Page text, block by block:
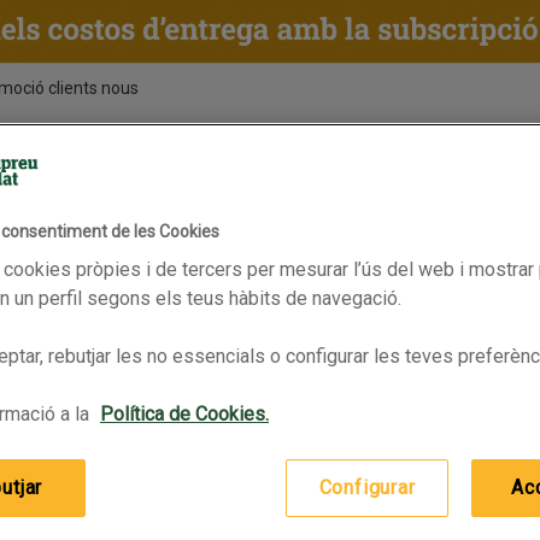
clients nous
de les Cookies
pròpies i de tercers per mesurar l’ús del web i
un perfil segons els teus hàbits de navegació.
rebutjar les no essencials o configurar les teves
a la Política de Cookies.
Configurar